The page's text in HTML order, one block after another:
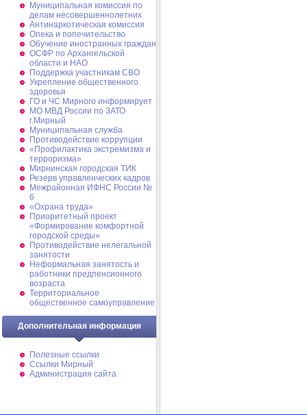
Муниципальная комиссия по
делам несовершеннолетних
Антинаркотическая комиссия
Опека и попечительство
Обучение иностранных граждан
ОСФР по Архангельской
области и НАО
Поддержка участникам СВО
Укрепление общественного
здоровья
ГО и ЧС Мирного информирует
МО МВД России по ЗАТО
г.Мирный
Муниципальная cлужба
Противодействие коррупции
«Профилактика экстремизма и
терроризма»
Мирнинская городская ТИК
Резерв управленческих кадров
Межрайонная ИФНС России №
6
«Охрана труда»
Приоритетный проект
«Формирование комфортной
городской среды»
Противодействие нелегальной
занятости
Неформальная занятость и
работники предпенсионного
возраста
Территориальное
общественное самоуправление
Дополнительная информация
Полезные ссылки
Ссылки Мирный
Администрация сайта